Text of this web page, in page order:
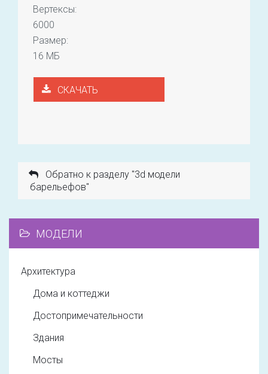
Вертексы:
6000
Размер:
16 МБ
СКАЧАТЬ
Обратно к разделу "3d модели
барельефов"
МОДЕЛИ
Архитектура
Дома и коттеджи
Достопримечательности
Здания
Мосты